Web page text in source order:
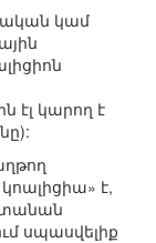
կամ
էլ կարող է
է,
սպասվելիք